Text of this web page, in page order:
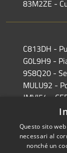
83M2ZE -
C813DH -
G0L9H9 -
9S8Q20 -
MULU92 -
JMVI54 -
EFR931 -
Questo sito
necessari al
nonché un